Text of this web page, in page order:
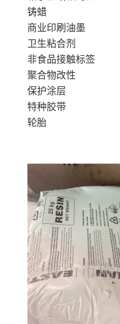
铸蜡
商业印刷油墨
卫生粘合剂
非食品接触标签
聚合物改性
保护涂层
特种胶带
轮胎